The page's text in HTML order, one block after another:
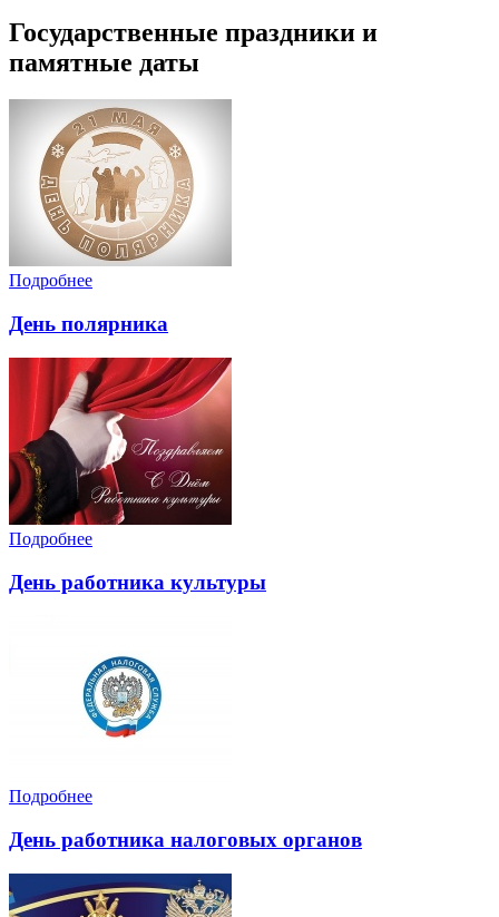
Государственные праздники и
памятные даты
Подробнее
День полярника
Подробнее
День работника культуры
Подробнее
День работника налоговых органов